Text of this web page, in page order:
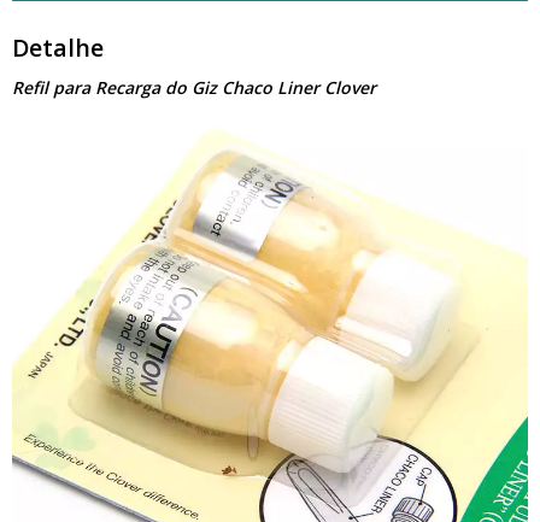
Detalhe
Refil para Recarga do Giz Chaco Liner Clover